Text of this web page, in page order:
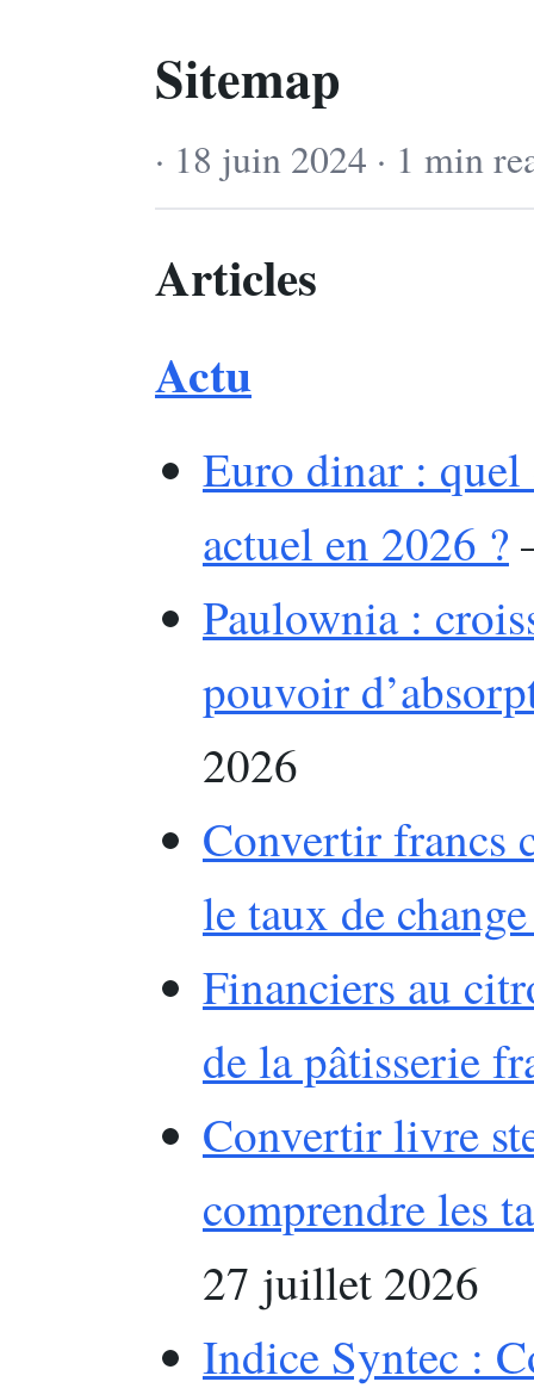
Sitemap
· 18 juin 2024 · 1 min
Articles
Actu
Euro dinar : quel
actuel en 2026 ?
Paulownia :
pouvoir
2026
Convertir francs
le taux de
Financiers au
de la pâtisserie
Convertir livre
comprendre les
27 juillet 2026
Indice Syntec :